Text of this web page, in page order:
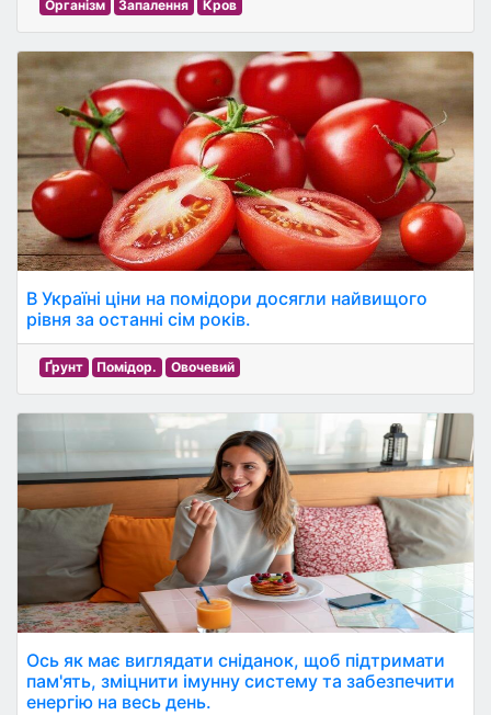
Організм Запалення Кров
В Україні ціни на помідори досягли найвищого
рівня за останні сім років.
Ґрунт Помідор. Овочевий
Ось як має виглядати сніданок, щоб підтримати
пам'ять, зміцнити імунну систему та забезпечити
енергію на весь день.